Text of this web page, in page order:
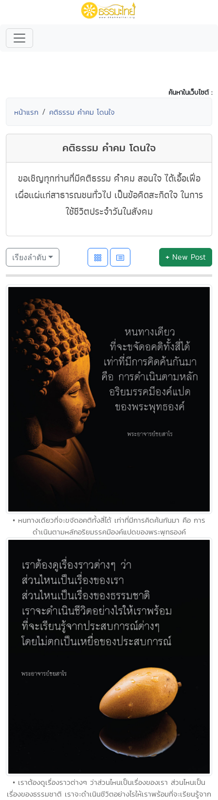
ค้นหาในเว็บไซต์ :
หน้าแรก คติธรรม คำคม โดนใจ
คติธรรม คำคม โดนใจ
ขอเชิญทุกท่านที่มีคติธรรม คำคม สอนใจ ได้เอื้อเฟื่อ
เผื่อแผ่แก่สาธารณชนทั่วไป เป็นข้อคิดสะกิดใจ ในการ
ใช้ชีวิตประจำวันในสังคม
เรียงลำดับ +New Post
• หนทางเดียวที่จะขจัดอคติทั้งสี่ได้ เท่าที่มีการคิดค้นกันมา คือ การ
ดำเนินตามหลักอริยมรรคมีองค์แปดของพระพุทธองค์
• เราต้องดูเรื่องราวต่างๆ ว่าส่วนไหนเป็นเรื่องของเรา ส่วนไหนเป็น
เรื่องของธรรมชาติ เราจะดำเนินชีวิตอย่างไรให้เราพร้อมที่จะเรียนรู้จาก